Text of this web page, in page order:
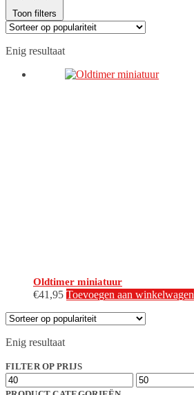
Toon filters
Enig resultaat
Oldtimer miniatuur
€41,95 Toevoegen aan winkelwagen
Enig resultaat
FILTER OP PRIJS
Min.
prijs
Max.
prijs